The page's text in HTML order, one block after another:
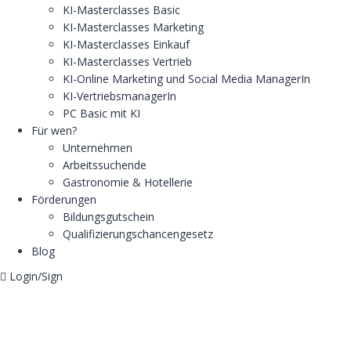
KI-Masterclasses Basic
KI-Masterclasses Marketing
KI-Masterclasses Einkauf
KI-Masterclasses Vertrieb
KI-Online Marketing und Social Media ManagerIn
KI-VertriebsmanagerIn
PC Basic mit KI
Für wen?
Unternehmen
Arbeitssuchende
Gastronomie & Hotellerie
Förderungen
Bildungsgutschein
Qualifizierungschancengesetz
Blog
Login/Sign